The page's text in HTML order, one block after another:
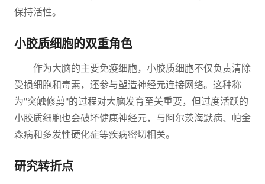
保持活性。
小胶质细胞的双重角色
作为大脑的主要免疫细胞，小胶质细胞不仅负责清除
受损细胞和毒素，还参与塑造神经元连接网络。这种称
为"突触修剪"的过程对大脑发育至关重要，但过度活跃的
小胶质细胞也会破坏健康神经元，与阿尔茨海默病、帕金
森病和多发性硬化症等疾病密切相关。
研究转折点